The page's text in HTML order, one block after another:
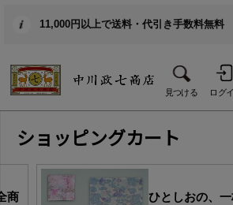
11,000円以上で送料・代引き手数料無料
見つける ログ
ショッピングカート
商
ひとしおの、